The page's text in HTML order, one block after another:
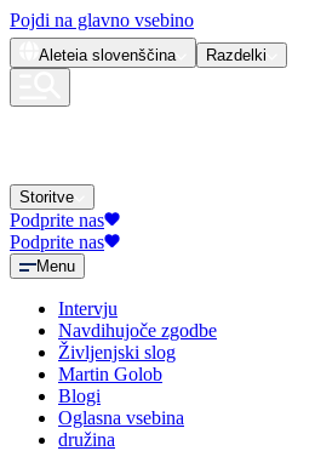
Pojdi na glavno vsebino
Aleteia slovenščina Razdelki
Storitve
Podprite nas
Podprite nas
Menu
Intervju
Navdihujoče zgodbe
Življenjski slog
Martin Golob
Blogi
Oglasna vsebina
družina